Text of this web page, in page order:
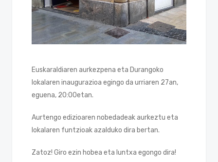
Euskaraldiaren aurkezpena eta Durangoko
lokalaren inaugurazioa egingo da urriaren 27an,
eguena, 20:00etan.
Aurtengo edizioaren nobedadeak aurkeztu eta
lokalaren funtzioak azalduko dira bertan.
Zatoz! Giro ezin hobea eta luntxa egongo dira!